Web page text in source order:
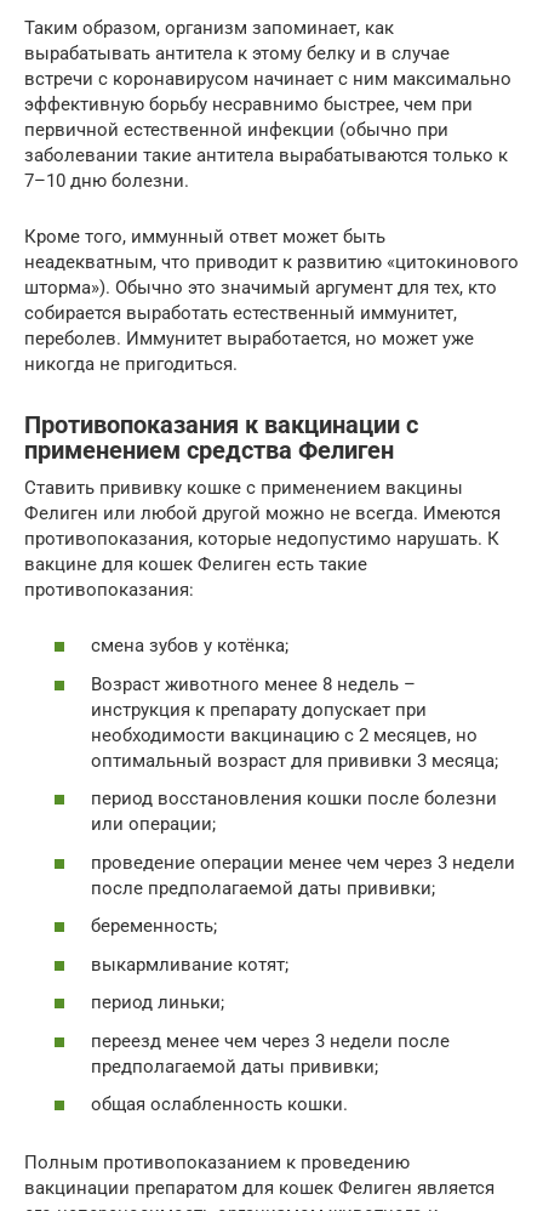
Таким образом, организм запоминает, как
вырабатывать антитела к этому белку и в случае
встречи с коронавирусом начинает с ним максимально
эффективную борьбу несравнимо быстрее, чем при
первичной естественной инфекции (обычно при
заболевании такие антитела вырабатываются только к
7–10 дню болезни.
Кроме того, иммунный ответ может быть
неадекватным, что приводит к развитию «цитокинового
шторма»). Обычно это значимый аргумент для тех, кто
собирается выработать естественный иммунитет,
переболев. Иммунитет выработается, но может уже
никогда не пригодиться.
Противопоказания к вакцинации с
применением средства Фелиген
Ставить прививку кошке с применением вакцины
Фелиген или любой другой можно не всегда. Имеются
противопоказания, которые недопустимо нарушать. К
вакцине для кошек Фелиген есть такие
противопоказания:
смена зубов у котёнка;
Возраст животного менее 8 недель –
инструкция к препарату допускает при
необходимости вакцинацию с 2 месяцев, но
оптимальный возраст для прививки 3 месяца;
период восстановления кошки после болезни
или операции;
проведение операции менее чем через 3 недели
после предполагаемой даты прививки;
беременность;
выкармливание котят;
период линьки;
переезд менее чем через 3 недели после
предполагаемой даты прививки;
общая ослабленность кошки.
Полным противопоказанием к проведению
вакцинации препаратом для кошек Фелиген является